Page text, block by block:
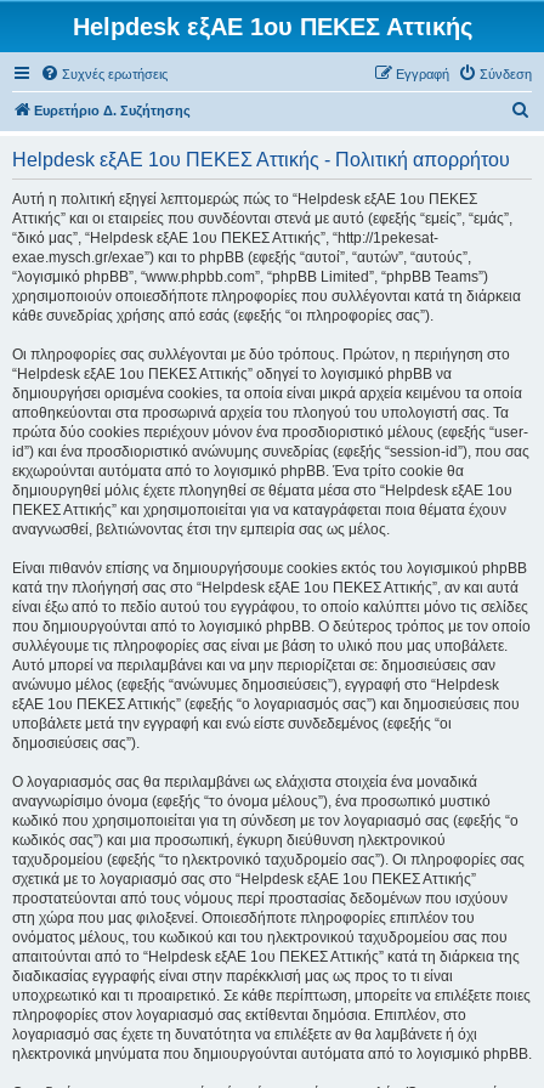
Helpdesk εξΑΕ 1ου ΠΕΚΕΣ Αττικής
Συχνές ερωτήσεις Σύνδεση
Εγγραφή
Ευρετήριο Δ. Συζήτησης
Helpdesk εξΑΕ 1ου ΠΕΚΕΣ Αττικής - Πολιτική απορρήτου
Αυτή η πολιτική εξηγεί λεπτομερώς πώς το “Helpdesk εξΑΕ 1ου ΠΕΚΕΣ
Αττικής” και οι εταιρείες που συνδέονται στενά με αυτό (εφεξής “εμείς”, “εμάς”,
“δικό μας”, “Helpdesk εξΑΕ 1ου ΠΕΚΕΣ Αττικής”, “http://1pekesat-
exae.mysch.gr/exae”) και το phpBB (εφεξής “αυτοί”, “αυτών”, “αυτούς”,
“λογισμικό phpBB”, “www.phpbb.com”, “phpBB Limited”, “phpBB Teams”)
χρησιμοποιούν οποιεσδήποτε πληροφορίες που συλλέγονται κατά τη διάρκεια
κάθε συνεδρίας χρήσης από εσάς (εφεξής “οι πληροφορίες σας”).
Οι πληροφορίες σας συλλέγονται με δύο τρόπους. Πρώτον, η περιήγηση στο
“Helpdesk εξΑΕ 1ου ΠΕΚΕΣ Αττικής” οδηγεί το λογισμικό phpBB να
δημιουργήσει ορισμένα cookies, τα οποία είναι μικρά αρχεία κειμένου τα οποία
αποθηκεύονται στα προσωρινά αρχεία του πλοηγού του υπολογιστή σας. Τα
πρώτα δύο cookies περιέχουν μόνον ένα προσδιοριστικό μέλους (εφεξής “user-
id”) και ένα προσδιοριστικό ανώνυμης συνεδρίας (εφεξής “session-id”), που σας
εκχωρούνται αυτόματα από το λογισμικό phpBB. Ένα τρίτο cookie θα
δημιουργηθεί μόλις έχετε πλοηγηθεί σε θέματα μέσα στο “Helpdesk εξΑΕ 1ου
ΠΕΚΕΣ Αττικής” και χρησιμοποιείται για να καταγράφεται ποια θέματα έχουν
αναγνωσθεί, βελτιώνοντας έτσι την εμπειρία σας ως μέλος.
Είναι πιθανόν επίσης να δημιουργήσουμε cookies εκτός του λογισμικού phpBB
κατά την πλοήγησή σας στο “Helpdesk εξΑΕ 1ου ΠΕΚΕΣ Αττικής”, αν και αυτά
είναι έξω από το πεδίο αυτού του εγγράφου, το οποίο καλύπτει μόνο τις σελίδες
που δημιουργούνται από το λογισμικό phpBB. Ο δεύτερος τρόπος με τον οποίο
συλλέγουμε τις πληροφορίες σας είναι με βάση το υλικό που μας υποβάλετε.
Αυτό μπορεί να περιλαμβάνει και να μην περιορίζεται σε: δημοσιεύσεις σαν
ανώνυμο μέλος (εφεξής “ανώνυμες δημοσιεύσεις”), εγγραφή στο “Helpdesk
εξΑΕ 1ου ΠΕΚΕΣ Αττικής” (εφεξής “ο λογαριασμός σας”) και δημοσιεύσεις που
υποβάλετε μετά την εγγραφή και ενώ είστε συνδεδεμένος (εφεξής “οι
δημοσιεύσεις σας”).
Ο λογαριασμός σας θα περιλαμβάνει ως ελάχιστα στοιχεία ένα μοναδικά
αναγνωρίσιμο όνομα (εφεξής “το όνομα μέλους”), ένα προσωπικό μυστικό
κωδικό που χρησιμοποιείται για τη σύνδεση με τον λογαριασμό σας (εφεξής “ο
κωδικός σας”) και μια προσωπική, έγκυρη διεύθυνση ηλεκτρονικού
ταχυδρομείου (εφεξής “το ηλεκτρονικό ταχυδρομείο σας”). Οι πληροφορίες σας
σχετικά με το λογαριασμό σας στο “Helpdesk εξΑΕ 1ου ΠΕΚΕΣ Αττικής”
προστατεύονται από τους νόμους περί προστασίας δεδομένων που ισχύουν
στη χώρα που μας φιλοξενεί. Οποιεσδήποτε πληροφορίες επιπλέον του
ονόματος μέλους, του κωδικού και του ηλεκτρονικού ταχυδρομείου σας που
απαιτούνται από το “Helpdesk εξΑΕ 1ου ΠΕΚΕΣ Αττικής” κατά τη διάρκεια της
διαδικασίας εγγραφής είναι στην παρέκκλισή μας ως προς το τι είναι
υποχρεωτικό και τι προαιρετικό. Σε κάθε περίπτωση, μπορείτε να επιλέξετε ποιες
πληροφορίες στον λογαριασμό σας εκτίθενται δημόσια. Επιπλέον, στο
λογαριασμό σας έχετε τη δυνατότητα να επιλέξετε αν θα λαμβάνετε ή όχι
ηλεκτρονικά μηνύματα που δημιουργούνται αυτόματα από το λογισμικό phpBB.